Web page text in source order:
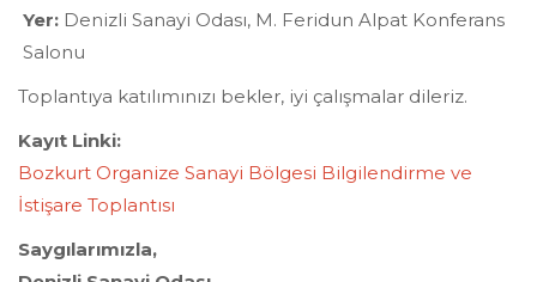
Yer: Denizli Sanayi Odası, M. Feridun Alpat Konferans
Salonu
Toplantıya katılımınızı bekler, iyi çalışmalar dileriz.
Kayıt Linki:
Bozkurt Organize Sanayi Bölgesi Bilgilendirme ve
İstişare Toplantısı
Saygılarımızla,